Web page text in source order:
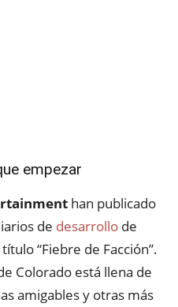
empezar
han publicado
de desarrollo de
“Fiebre de Facción”.
Colorado está llena de
amigables y otras más